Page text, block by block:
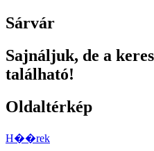
Sárvár
Sajnáljuk, de a
található!
Oldaltérkép
H��rek